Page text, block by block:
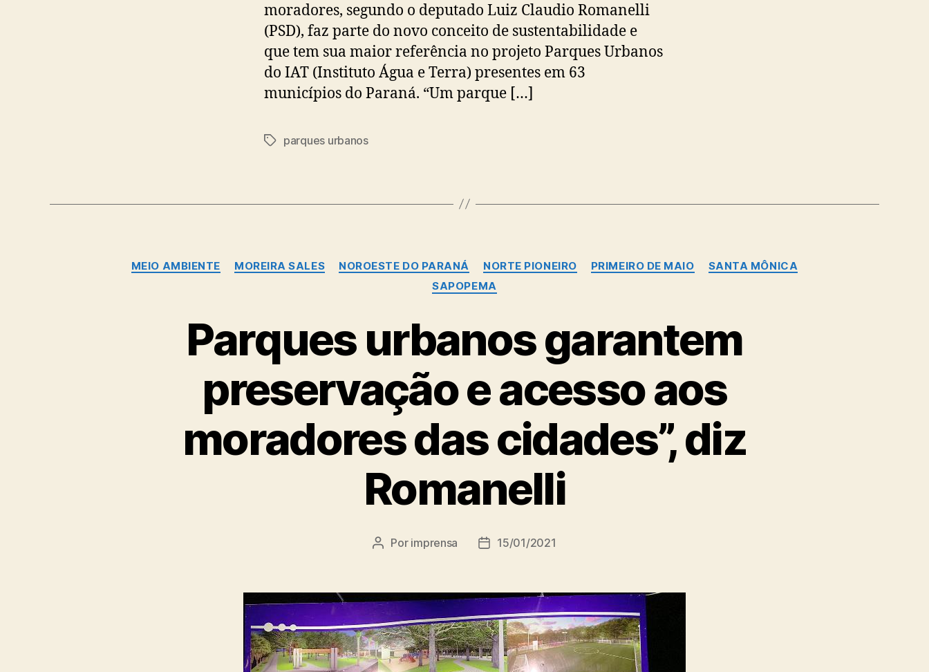
moradores, segundo o deputado Luiz Claudio Romanelli
(PSD), faz parte do novo conceito de sustentabilidade e
que tem sua maior referência no projeto Parques Urbanos
do IAT (Instituto Água e Terra) presentes em 63
municípios do Paraná. “Um parque […]
Tagsparques urbanos
Categorias
MEIO AMBIENTE MOREIRA SALES NOROESTE DO PARANÁ NORTE PIONEIRO PRIMEIRO DE MAIO
SANTA MÔNICA
SAPOPEMA
Parques urbanos garantem
preservação e acesso aos
moradores das cidades”, diz
Romanelli
Autor
Por imprensa
Data15/01/2021